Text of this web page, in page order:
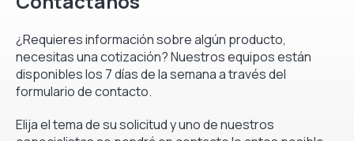
¿Requieres información sobre algún producto,
necesitas una cotización? Nuestros equipos están
disponibles los 7 días de la semana a través del
formulario de contacto.
Elija el tema de su solicitud y uno de nuestros